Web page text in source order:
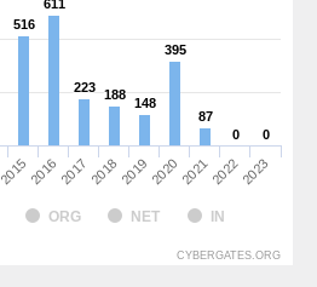
516
516
611
611
223
223 188
188
148
148
395
395
87
87
0
0 0
0
ORG NET
IN
201520162017 201820192020202120222023
CYBERGATES.ORG